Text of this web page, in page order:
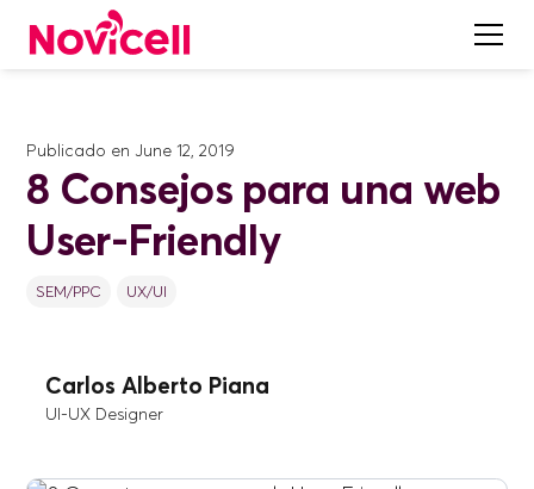
Publicado en June 12, 2019
8 Consejos para una web
User-Friendly
SEM/PPC UX/UI
Carlos Alberto Piana
UI-UX Designer